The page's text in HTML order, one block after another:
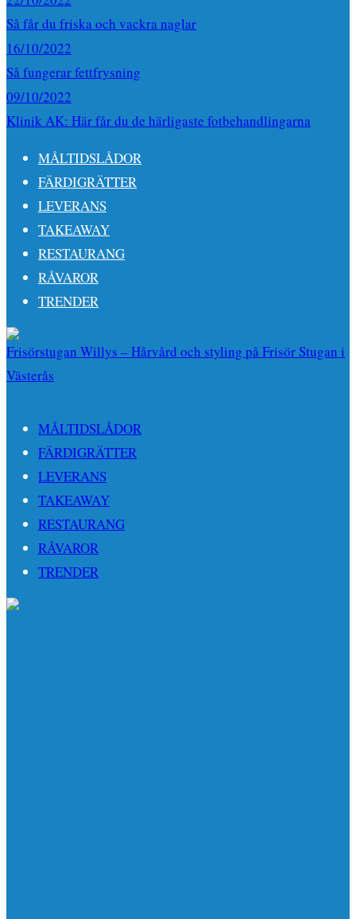
Så får du friska och vackra naglar
16/10/2022
Så fungerar fettfrysning
09/10/2022
Klinik AK: Här får du de härligaste fotbehandlingarna
MÅLTIDSLÅDOR
FÄRDIGRÄTTER
LEVERANS
TAKEAWAY
RESTAURANG
RÅVAROR
TRENDER
Frisörstugan Willys – Hårvård och styling på Frisör Stugan i
Västerås
MÅLTIDSLÅDOR
FÄRDIGRÄTTER
LEVERANS
TAKEAWAY
RESTAURANG
RÅVAROR
TRENDER